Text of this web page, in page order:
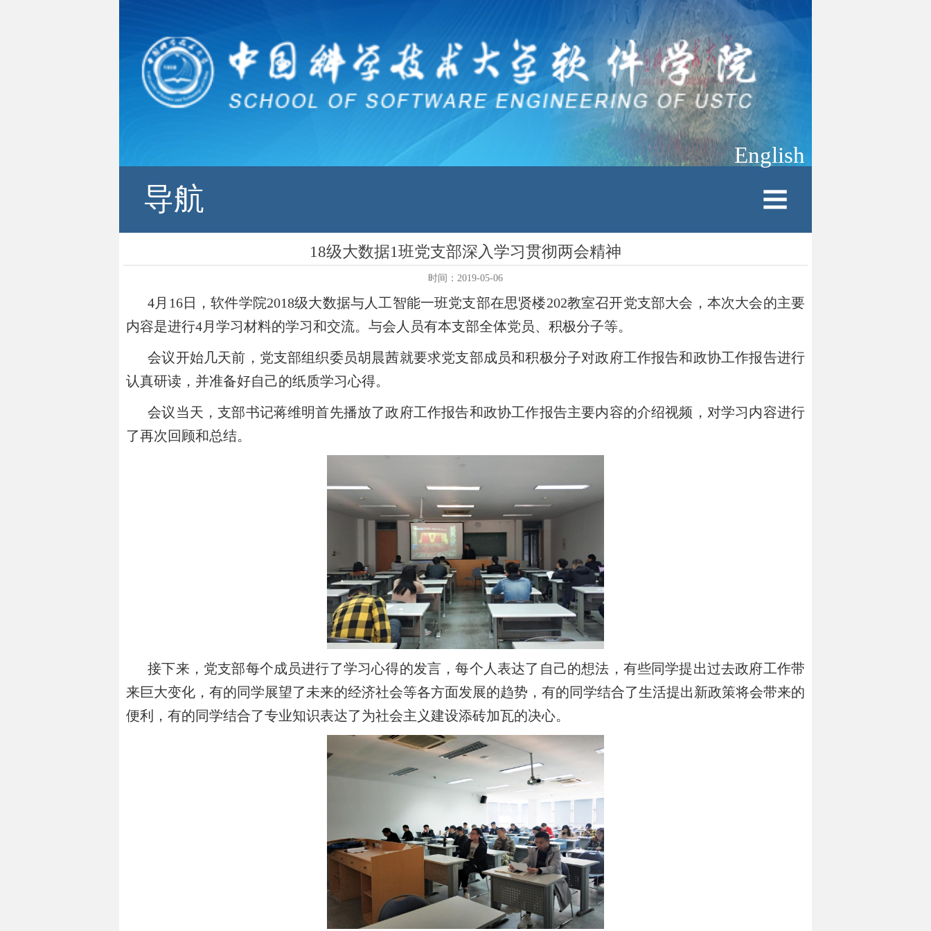
English
导航
18级大数据1班党支部深入学习贯彻两会精神
时间：2019-05-06
4月16日，软件学院2018级大数据与人工智能一班党支部在思贤楼202教室召开党支部大会，本次大会的主要
内容是进行4月学习材料的学习和交流。与会人员有本支部全体党员、积极分子等。
会议开始几天前，党支部组织委员胡晨茜就要求党支部成员和积极分子对政府工作报告和政协工作报告进行
认真研读，并准备好自己的纸质学习心得。
会议当天，支部书记蒋维明首先播放了政府工作报告和政协工作报告主要内容的介绍视频，对学习内容进行
了再次回顾和总结。
接下来，党支部每个成员进行了学习心得的发言，每个人表达了自己的想法，有些同学提出过去政府工作带
来巨大变化，有的同学展望了未来的经济社会等各方面发展的趋势，有的同学结合了生活提出新政策将会带来的
便利，有的同学结合了专业知识表达了为社会主义建设添砖加瓦的决心。